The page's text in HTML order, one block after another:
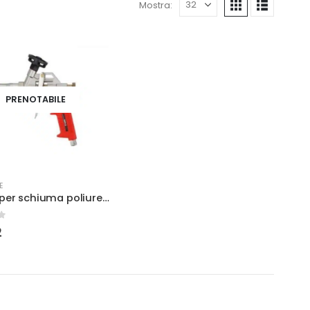
Mostra:
PRENOTABILE
Pistola per schiuma poliuretanica corta